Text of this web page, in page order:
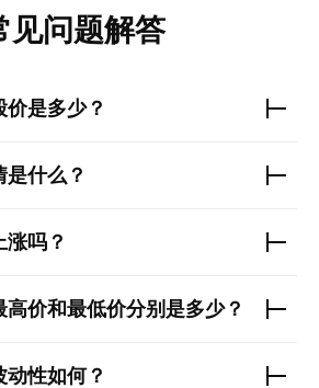
见问题解答
价是多少？
是什么？
涨吗？
高价和最低价分别是多少？
动性如何？